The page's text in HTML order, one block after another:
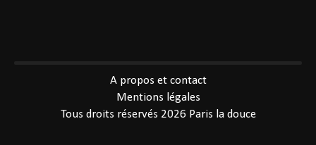
A propos et contact
Mentions légales
Tous droits réservés 2026 Paris la douce